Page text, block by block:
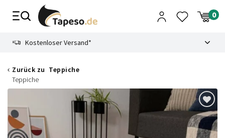
Zusammenbruch
Kostenloser Versand*
Zurück zu Teppiche
Teppiche